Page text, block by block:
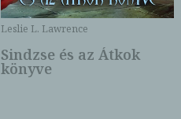
Leslie L. Lawrence
Sindzse és az Átkok
könyve